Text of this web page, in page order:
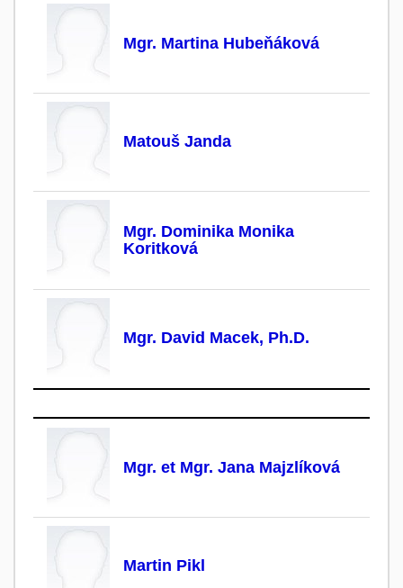
Mgr. Martina Hubeňáková
Matouš Janda
Mgr. Dominika Monika
Koritková
Mgr. David Macek, Ph.D.
Mgr. et Mgr. Jana Majzlíková
Martin Pikl